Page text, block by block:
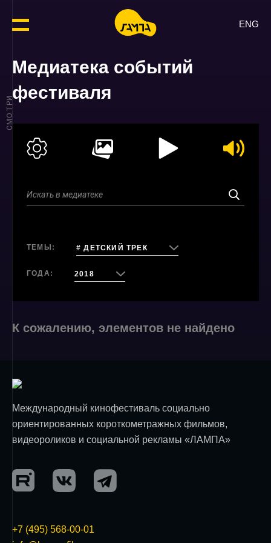
ENG
Медиатека событий
фестиваля
ТЕМЫ: # ДЕТСКИЙ ТРЕК
ГОДА: 2018
СМОТРИ
К сожалению, элементов не найдено
Международный кинофестиваль социально
ориентированных короткометражных фильмов,
видеороликов и социальной рекламы «ЛАМПА»
+7 (495) 568-00-01